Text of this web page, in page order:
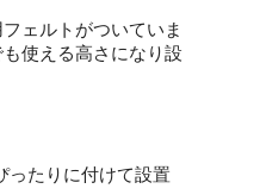
ェルトがついていま
使える高さになり設
ったりに付けて設置